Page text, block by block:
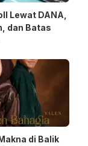
Lewat DANA,
dan Batas
di Balik